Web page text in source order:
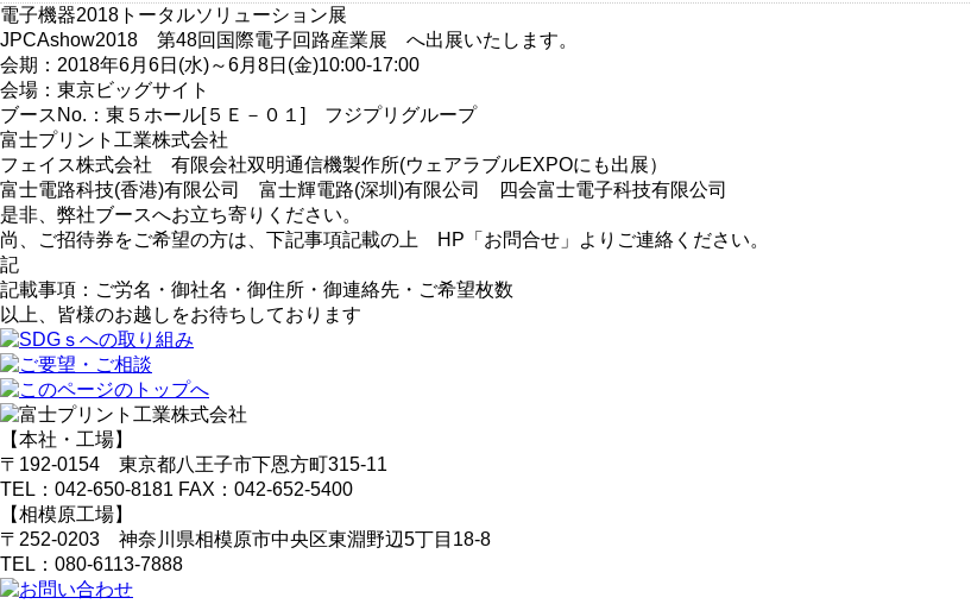
電子機器2018トータルソリューション展
JPCAshow2018 第48回国際電子回路産業展 へ出展いたします。
会期：2018年6月6日(水)～6月8日(金)10:00-17:00
会場：東京ビッグサイト
ブースNo.：東５ホール[５Ｅ－０１] フジプリグループ
富士プリント工業株式会社
フェイス株式会社 有限会社双明通信機製作所(ウェアラブルEXPOにも出展）
富士電路科技(香港)有限公司 富士輝電路(深圳)有限公司 四会富士電子科技有限公司
是非、弊社ブースへお立ち寄りください。
尚、ご招待券をご希望の方は、下記事項記載の上 HP「お問合せ」よりご連絡ください。
記
記載事項：ご労名・御社名・御住所・御連絡先・ご希望枚数
以上、皆様のお越しをお待ちしております
【本社・工場】
〒192-0154 東京都八王子市下恩方町315-11
TEL：042-650-8181 FAX：042-652-5400
【相模原工場】
〒252-0203 神奈川県相模原市中央区東淵野辺5丁目18-8
TEL：080-6113-7888